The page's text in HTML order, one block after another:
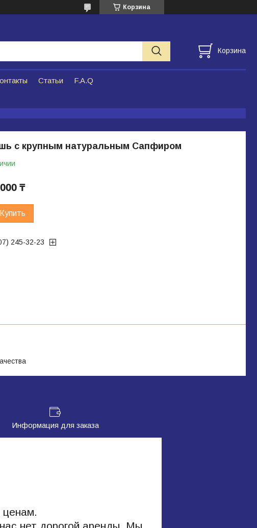
Корзина
Корзина
Статьи F.A.Q
с крупным натуральным Сапфиром
₸
Купить
245-32-23
Информация для заказа
ценам.
нет дорогой аренды. Мы